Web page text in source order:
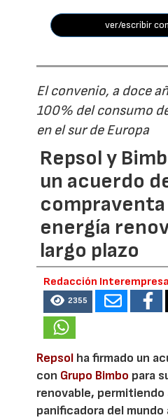
ver/escribir
El convenio, a doce
100% del consumo
en el sur de Europa
Repsol y
un acuerdo
compraventa
energía
largo plazo
Redacción
2355
Repsol ha firmado un
con Grupo Bimbo para
renovable, permitiendo
panificadora del mundo